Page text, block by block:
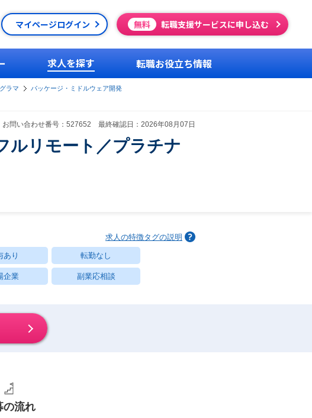
マイページログイン 無料 転職支援サービスに申し込む
求人を探す 転職お役立ち情報
ラマ
パッケージ・ミドルウェア開発
お問い合わせ番号：527652 最終確認日：2026年08月07日
ルリモート／プラチナ
求人の特徴タグの説明
あり 転勤なし
企業 副業応相談
の流れ